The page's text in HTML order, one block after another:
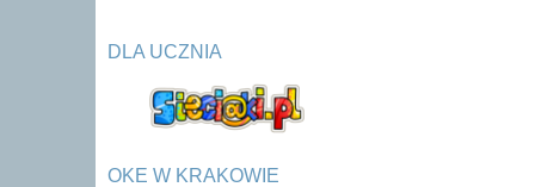
DLA UCZNIA
OKE W KRAKOWIE